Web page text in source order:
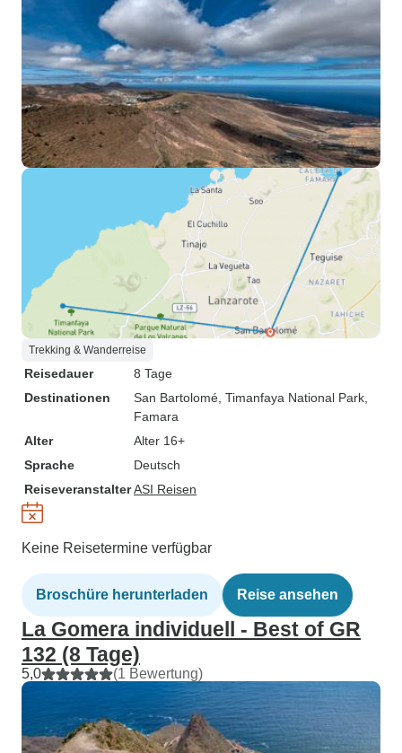
Trekking & Wanderreise
Reisedauer
8 Tage
Destinationen
San Bartolomé , Timanfaya National Park
Famara
Alter
Alter 16+
Sprache
Deutsch
ReiseveranstalterASI Reisen
Keine Reisetermine verfügbar
Broschüre herunterladen Reise ansehen
La Gomera individuell - Best of GR
132 (8 Tage)
5,0 (1 Bewertung)